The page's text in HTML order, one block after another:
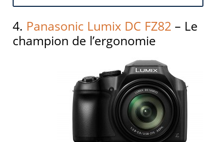
4. Panasonic Lumix DC FZ82 – Le
champion de l’ergonomie